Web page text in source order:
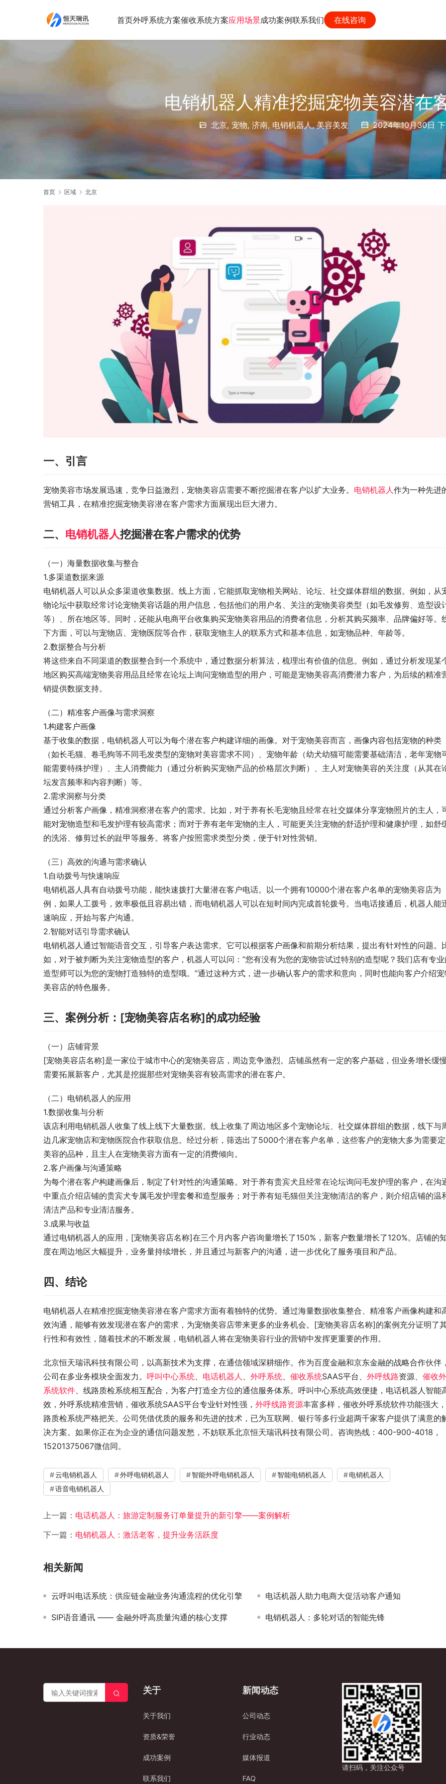
首页外呼系统方案催收系统方案应用场景成功案例联系我们 在线咨询
电销机器人精准挖掘宠物美容潜在
北京, 宠物, 济南, 电销机器人,美容美发 2024年10月30日
首页 区域 北京
一、引言
宠物美容市场发展迅速，竞争日益激烈，宠物美容店需要不断挖掘潜在客户以扩大业务。 电销机器人作为一种先进
营销工具，在精准挖掘宠物美容潜在客户需求方面展现出巨大潜力。
二、 电销机器人挖掘潜在客户需求的优势
（一）海量数据收集与整合
1.多渠道数据来源
电销机器人可以从众多渠道收集数据。线上方面，它能抓取宠物相关网站、论坛、社交媒体群组的数据。例如，从
物论坛中获取经常讨论宠物美容话题的用户信息，包括他们的用户名、关注的宠物美容类型（如毛发修剪、造型设
等）、所在地区等。同时，还能从电商平台收集购买宠物美容用品的消费者信息，分析其购买频率、品牌偏好等。
下方面，可以与宠物店、宠物医院等合作，获取宠物主人的联系方式和基本信息，如宠物品种、年龄等。
2.数据整合与分析
将这些来自不同渠道的数据整合到一个系统中，通过数据分析算法，梳理出有价值的信息。例如，通过分析发现某
地区购买高端宠物美容用品且经常在论坛上询问宠物造型的用户，可能是宠物美容高消费潜力客户，为后续的精准
销提供数据支持。
（二）精准客户画像与需求洞察
1.构建客户画像
基于收集的数据，电销机器人可以为每个潜在客户构建详细的画像。对于宠物美容而言，画像内容包括宠物的种类
（如长毛猫、卷毛狗等不同毛发类型的宠物对美容需求不同）、宠物年龄（幼犬幼猫可能需要基础清洁，老年宠物
能需要特殊护理）、主人消费能力（通过分析购买宠物产品的价格层次判断）、主人对宠物美容的关注度（从其在
坛发言频率和内容判断）等。
2.需求洞察与分类
通过分析客户画像，精准洞察潜在客户的需求。比如，对于养有长毛宠物且经常在社交媒体分享宠物照片的主人，
能对宠物造型和毛发护理有较高需求；而对于养有老年宠物的主人，可能更关注宠物的舒适护理和健康护理，如舒
的洗浴、修剪过长的趾甲等服务。将客户按照需求类型分类，便于针对性营销。
（三）高效的沟通与需求确认
1.自动拨号与快速响应
电销机器人具有自动拨号功能，能快速拨打大量潜在客户电话。以一个拥有10000个潜在客户名单的宠物美容店为
例，如果人工拨号，效率极低且容易出错，而电销机器人可以在短时间内完成首轮拨号。当电话接通后，机器人能
速响应，开始与客户沟通。
2.智能对话引导需求确认
电销机器人通过智能语音交互，引导客户表达需求。它可以根据客户画像和前期分析结果，提出有针对性的问题。
如，对于被判断为关注宠物造型的客户，机器人可以问：“您有没有为您的宠物尝试过特别的造型呢？我们店有专业
造型师可以为您的宠物打造独特的造型哦。”通过这种方式，进一步确认客户的需求和意向，同时也能向客户介绍宠
美容店的特色服务。
三、案例分析：[宠物美容店名称]的成功经验
（一）店铺背景
[宠物美容店名称]是一家位于城市中心的宠物美容店，周边竞争激烈。店铺虽然有一定的客户基础，但业务增长缓慢
需要拓展新客户，尤其是挖掘那些对宠物美容有较高需求的潜在客户。
（二）电销机器人的应用
1.数据收集与分析
该店利用电销机器人收集了线上线下大量数据。线上收集了周边地区多个宠物论坛、社交媒体群组的数据，线下与
边几家宠物店和宠物医院合作获取信息。经过分析，筛选出了5000个潜在客户名单，这些客户的宠物大多为需要
美容的品种，且主人在宠物美容方面有一定的消费倾向。
2.客户画像与沟通策略
为每个潜在客户构建画像后，制定了针对性的沟通策略。对于养有贵宾犬且经常在论坛询问毛发护理的客户，在沟
中重点介绍店铺的贵宾犬专属毛发护理套餐和造型服务；对于养有短毛猫但关注宠物清洁的客户，则介绍店铺的温
清洁产品和专业清洁服务。
3.成果与收益
通过电销机器人的应用，[宠物美容店名称]在三个月内客户咨询量增长了150%，新客户数量增长了120%。店铺的
度在周边地区大幅提升，业务量持续增长，并且通过与新客户的沟通，进一步优化了服务项目和产品。
四、结论
电销机器人在精准挖掘宠物美容潜在客户需求方面有着独特的优势。通过海量数据收集整合、精准客户画像构建和
效沟通，能够有效发现潜在客户的需求，为宠物美容店带来更多的业务机会。[宠物美容店名称]的案例充分证明了
行性和有效性，随着技术的不断发展，电销机器人将在宠物美容行业的营销中发挥更重要的作用。
北京恒天瑞讯科技有限公司，以高新技术为支撑，在通信领域深耕细作。作为百度金融和京东金融的战略合作伙伴，
公司在多业务模块全面发力。 呼叫中心系统、 电话机器人 、 外呼系统、 催收系统SAAS平台、 外呼线路资源、 催收
系统软件、线路质检系统相互配合，为客户打造全方位的通信服务体系。呼叫中心系统高效便捷，电话机器人智能
效，外呼系统精准营销，催收系统SAAS平台专业针对性强， 外呼线路资源丰富多样，催收外呼系统软件功能强大
路质检系统严格把关。公司凭借优质的服务和先进的技术，已为互联网、银行等多行业超两千家客户提供了满意的
决方案。如果你正在为企业的通信问题发愁，不妨联系北京恒天瑞讯科技有限公司。咨询热线：400-900-4018，
15201375067微信同。
云电销机器人 外呼电销机器人 智能外呼电销机器人 智能电销机器人
电销机器人
语音电销机器人
上一篇： 电话机器人：旅游定制服务订单量提升的新引擎——案例解析
下一篇： 电销机器人：激活老客，提升业务活跃度
相关新闻
云呼叫电话系统：供应链金融业务沟通流程的优化引擎 电话机器人助力电商大促活动客户通知
SIP语音通讯 —— 金融外呼高质量沟通的核心支撑 电销机器人：多轮对话的智能先锋
关于
关于我们
资质&荣誉
成功案例
联系我们
新闻动态
公司动态
行业动态
媒体报道
FAQ
请扫码，关注公众号